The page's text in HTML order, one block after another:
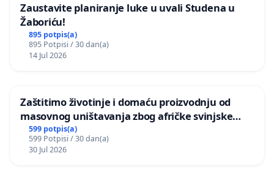
Zaustavite planiranje luke u uvali Studena u
Žaboriću!
895 potpis(a)
895 Potpisi / 30 dan(a)
14 Jul 2026
Zaštitimo životinje i domaću proizvodnju od
masovnog uništavanja zbog afričke svinjske
kuge
599 potpis(a)
599 Potpisi / 30 dan(a)
30 Jul 2026